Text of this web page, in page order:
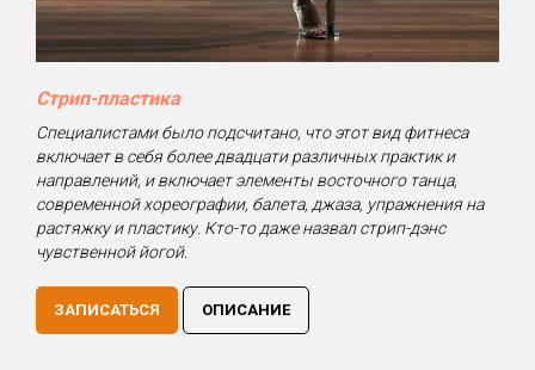
Стрип-пластика
Специалистами было подсчитано, что этот вид фитнеса
включает в себя более двадцати различных практик и
направлений, и включает элементы восточного танца,
современной хореографии, балета, джаза, упражнения на
растяжку и пластику. Кто-то даже назвал стрип-дэнс
чувственной йогой.
ЗАПИСАТЬСЯ ОПИСАНИЕ